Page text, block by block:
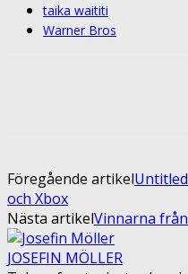
taika waititi
Warner Bros
Föregående artikel
och Xbox
Nästa artikelVinnarna
JOSEFIN MÖLLER